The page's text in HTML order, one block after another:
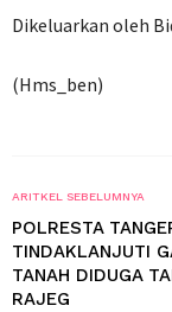
Dikeluarkan oleh
(Hms_ben)
ARITKEL SEBELUMNYA
POLRESTA
TINDAKLANJUTI
TANAH DIDUGA
RAJEG